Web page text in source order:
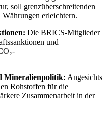
soll grenzüberschreitenden
erleichtern.
Die BRICS-Mitglieder
und
Mineralienpolitik: Angesichts
Rohstoffen für die
Zusammenarbeit in der